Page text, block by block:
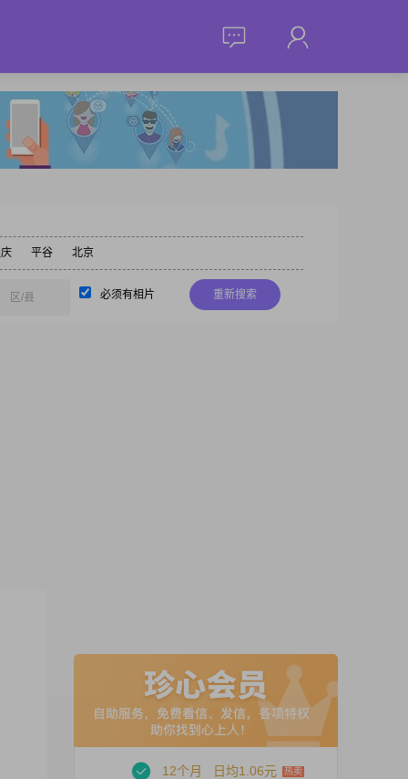
平谷 北京
区/县 必须有相片 重新搜索
12个月 日均1.06元